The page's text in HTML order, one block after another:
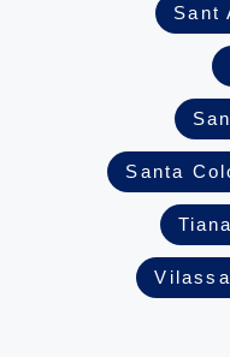
Sant
Santa
Tiana